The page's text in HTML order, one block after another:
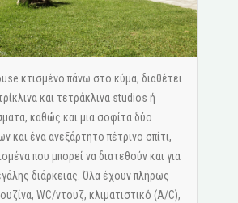
κτισμένο πάνω στο κύμα, διαθέτει
και τετράκλινα studios ή
καθώς και μια σοφίτα δύο
και ένα ανεξάρτητο πέτρινο σπίτι,
που μπορεί να διατεθούν και για
διάρκειας. Όλα έχουν πλήρως
WC/ντουζ, κλιματιστικό (A/C),